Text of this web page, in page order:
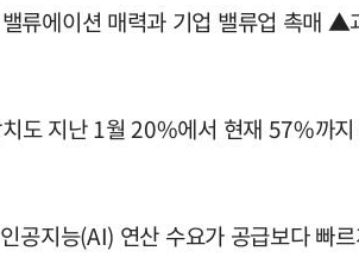
에이션 매력과 기업 밸류업 촉매 ▲
도 지난 1월 20%에서 현재 57%까
지능(AI) 연산 수요가 공급보다 빠